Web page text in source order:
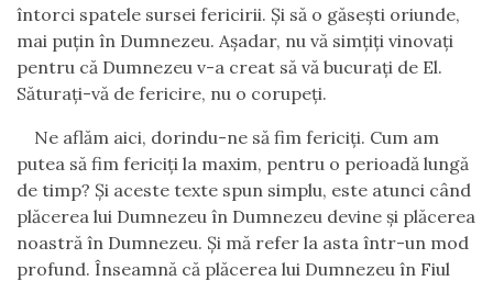
întorci spatele sursei fericirii. Şi să o găseşti oriunde,
mai puţin în Dumnezeu. Aşadar, nu vă simţiţi vinovaţi
pentru că Dumnezeu v-a creat să vă bucuraţi de El.
Săturaţi-vă de fericire, nu o corupeţi.
Ne aflăm aici, dorindu-ne să fim fericiţi. Cum am
putea să fim fericiţi la maxim, pentru o perioadă lungă
de timp? Şi aceste texte spun simplu, este atunci când
plăcerea lui Dumnezeu în Dumnezeu devine şi plăcerea
noastră în Dumnezeu. Şi mă refer la asta într-un mod
profund. Înseamnă că plăcerea lui Dumnezeu în Fiul